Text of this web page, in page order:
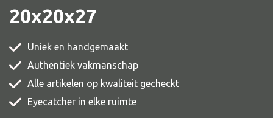
Comode
Alle stoelen
Eetkamer stoel
20x20x27
Uniek en handgemaakt
Authentiek vakmanschap
Alle artikelen op kwaliteit gecheckt
Eyecatcher in elke ruimte